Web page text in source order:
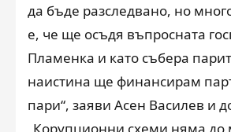
да бъде разследвано, но
е, че ще осъдя въпросната
Пламенка и като събера
наистина ще финансирам
пари“, заяви Асен Василев и